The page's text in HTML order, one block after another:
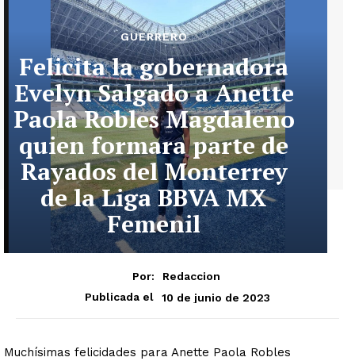
GUERRERO
Felicita la gobernadora
Evelyn Salgado a Anette
Paola Robles Magdaleno
quien formara parte de
Rayados del Monterrey
de la Liga BBVA MX
Femenil
Por:
Redaccion
Publicada el
10 de junio de 2023
Muchísimas felicidades para Anette Paola Robles